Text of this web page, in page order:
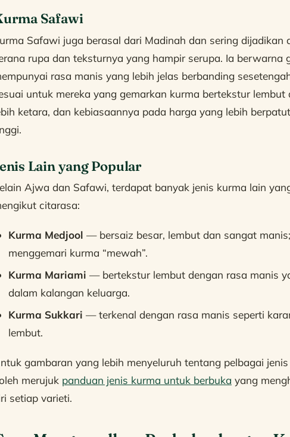
Safawi
Safawi juga berasal dari Madinah dan sering dijadikan
rupa dan teksturnya yang hampir serupa. Ia berwarna
rasa manis yang lebih jelas berbanding
untuk mereka yang gemarkan kurma bertekstur lembut
ketara, dan kebiasaannya pada harga yang lebih
Lain yang Popular
Ajwa dan Safawi, terdapat banyak jenis kurma lain
citarasa:
Kurma Medjool — bersaiz besar, lembut dan sangat
menggemari kurma “mewah”.
Kurma Mariami — bertekstur lembut dengan rasa manis
dalam kalangan keluarga.
Kurma Sukkari — terkenal dengan rasa manis seperti
lembut.
gambaran yang lebih menyeluruh tentang pelbagai
merujuk panduan jenis kurma untuk berbuka yang
setiap varieti.